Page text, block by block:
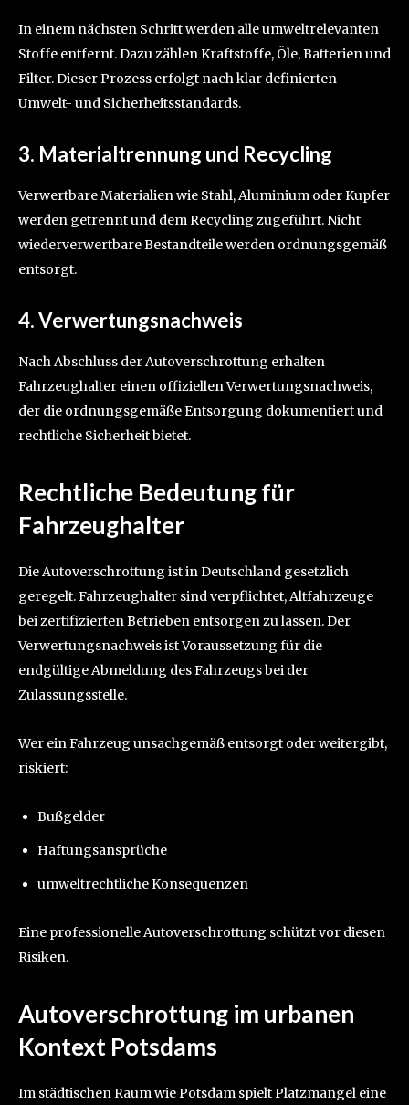
In einem nächsten Schritt werden alle umweltrelevanten
Stoffe entfernt. Dazu zählen Kraftstoffe, Öle, Batterien und
Filter. Dieser Prozess erfolgt nach klar definierten
Umwelt- und Sicherheitsstandards.
3. Materialtrennung und Recycling
Verwertbare Materialien wie Stahl, Aluminium oder Kupfer
werden getrennt und dem Recycling zugeführt. Nicht
wiederverwertbare Bestandteile werden ordnungsgemäß
entsorgt.
4. Verwertungsnachweis
Nach Abschluss der Autoverschrottung erhalten
Fahrzeughalter einen offiziellen Verwertungsnachweis,
der die ordnungsgemäße Entsorgung dokumentiert und
rechtliche Sicherheit bietet.
Rechtliche Bedeutung für
Fahrzeughalter
Die Autoverschrottung ist in Deutschland gesetzlich
geregelt. Fahrzeughalter sind verpflichtet, Altfahrzeuge
bei zertifizierten Betrieben entsorgen zu lassen. Der
Verwertungsnachweis ist Voraussetzung für die
endgültige Abmeldung des Fahrzeugs bei der
Zulassungsstelle.
Wer ein Fahrzeug unsachgemäß entsorgt oder weitergibt,
riskiert:
Bußgelder
Haftungsansprüche
umweltrechtliche Konsequenzen
Eine professionelle Autoverschrottung schützt vor diesen
Risiken.
Autoverschrottung im urbanen
Kontext Potsdams
Im städtischen Raum wie Potsdam spielt Platzmangel eine